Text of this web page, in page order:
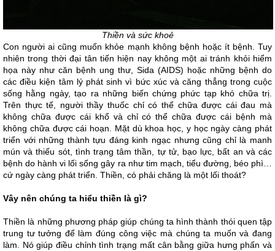
Thiền và sức khoẻ
Con người ai cũng muốn khỏe mạnh không bệnh hoặc ít bệnh. Tuy
nhiên trong thời đại tân tiến hiện nay không một ai tránh khỏi hiểm
họa này như căn bệnh ung thư, Sida (AIDS) hoặc những bệnh do
các điều kiện tâm lý phát sinh vì bức xúc và căng thẳng trong cuộc
sống hằng ngày, tạo ra những biến chứng phức tạp khó chữa trị.
Trên thực tế, người thầy thuốc chỉ có thể chữa được cái đau mà
không chữa được cái khổ và chỉ có thể chữa được cái bệnh mà
không chữa được cái hoạn. Mặt dù khoa học, y học ngày càng phát
triển với những thành tựu đáng kinh ngạc nhưng cũng chỉ là manh
mún và thiếu sót, tình trạng tâm thần, tự tử, bạo lực, bất an và các
bệnh do hành vi lối sống gây ra như tim mạch, tiểu đường, béo phì…
cứ ngày càng phát triển. Thiền, có phải chăng là một lối thoát?
Vây nên chúng ta hiểu thiền là gì?
Thiền là những phương pháp giúp chúng ta hình thành thói quen tập
trung tư tưởng để làm đúng công việc mà chúng ta muốn và đang
làm. Nó giúp điều chỉnh tình trạng mất cân bằng giữa hưng phấn và